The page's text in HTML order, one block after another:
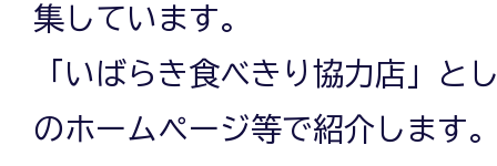
集しています。
「いばらき食べきり協力店」と
のホームページ等で紹介します